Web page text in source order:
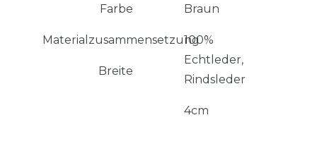
Farbe
Materialzusammensetzung
Breite
Braun
100%
Echtleder,
Rindsleder
4cm